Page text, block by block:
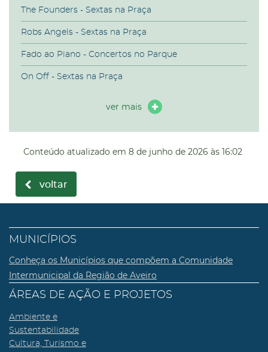
The Founders - Sextas na Praça
Robs Angels - Sextas na Praça
Fado ao Piano - Concertos no Parque
On Off - Sextas na Praça
ver mais
Conteúdo atualizado em 8 de junho de 2026 às 16:02
voltar
MUNICÍPIOS
Conheça os Municípios que compõem a Comunidade
Intermunicipal da Região de Aveiro
ÁREAS DE AÇÃO E PROJETOS
Ambiente e
Sustentabilidade
Cultura, Turismo e